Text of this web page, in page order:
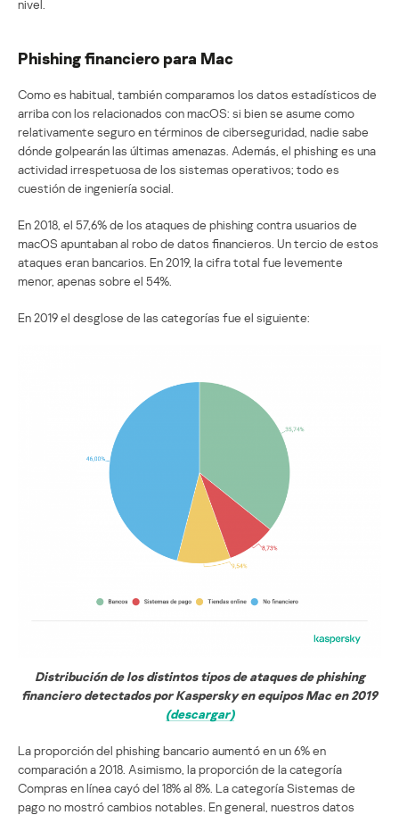
nivel.
Phishing financiero para Mac
Como es habitual, también comparamos los datos estadísticos de
arriba con los relacionados con macOS: si bien se asume como
relativamente seguro en términos de ciberseguridad, nadie sabe
dónde golpearán las últimas amenazas. Además, el phishing es una
actividad irrespetuosa de los sistemas operativos; todo es
cuestión de ingeniería social.
En 2018, el 57,6% de los ataques de phishing contra usuarios de
macOS apuntaban al robo de datos financieros. Un tercio de estos
ataques eran bancarios. En 2019, la cifra total fue levemente
menor, apenas sobre el 54%.
En 2019 el desglose de las categorías fue el siguiente:
Distribución de los distintos tipos de ataques de phishing
financiero detectados por Kaspersky en equipos Mac en 2019
(descargar)
La proporción del phishing bancario aumentó en un 6% en
comparación a 2018. Asimismo, la proporción de la categoría
Compras en línea cayó del 18% al 8%. La categoría Sistemas de
pago no mostró cambios notables. En general, nuestros datos